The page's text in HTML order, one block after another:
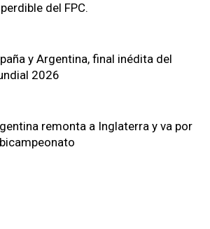
del FPC.
y Argentina, final inédita del
2026
remonta a Inglaterra y va por